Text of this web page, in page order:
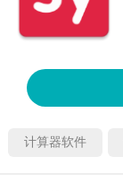
计算器软件